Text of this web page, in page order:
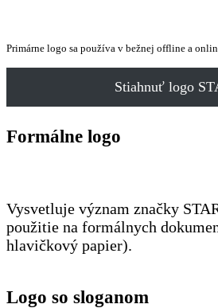
Primárne logo sa používa v bežnej offline a
Stiahnuť logo
Formálne logo
Vysvetluje význam značky
použitie na formálnych
hlavičkový papier).
Logo so sloganom